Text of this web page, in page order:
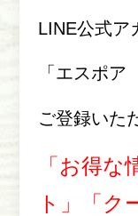
LINE公式ア
「エスポ
ご登録いた
「お得な
ト」「ク